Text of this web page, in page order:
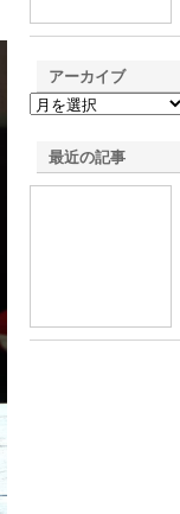
アーカイブ
最近の記事